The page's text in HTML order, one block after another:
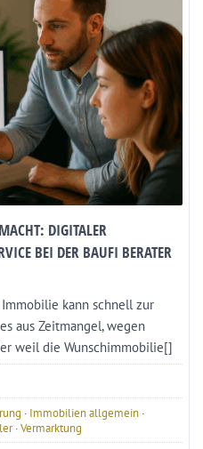
DIGITALER
BEI DER BAUFI BERATER
kann schnell zur
aus Zeitmangel, wegen
weil die Wunschimmobilie[]
· Immobilien allgemein ·
·Vermarktung